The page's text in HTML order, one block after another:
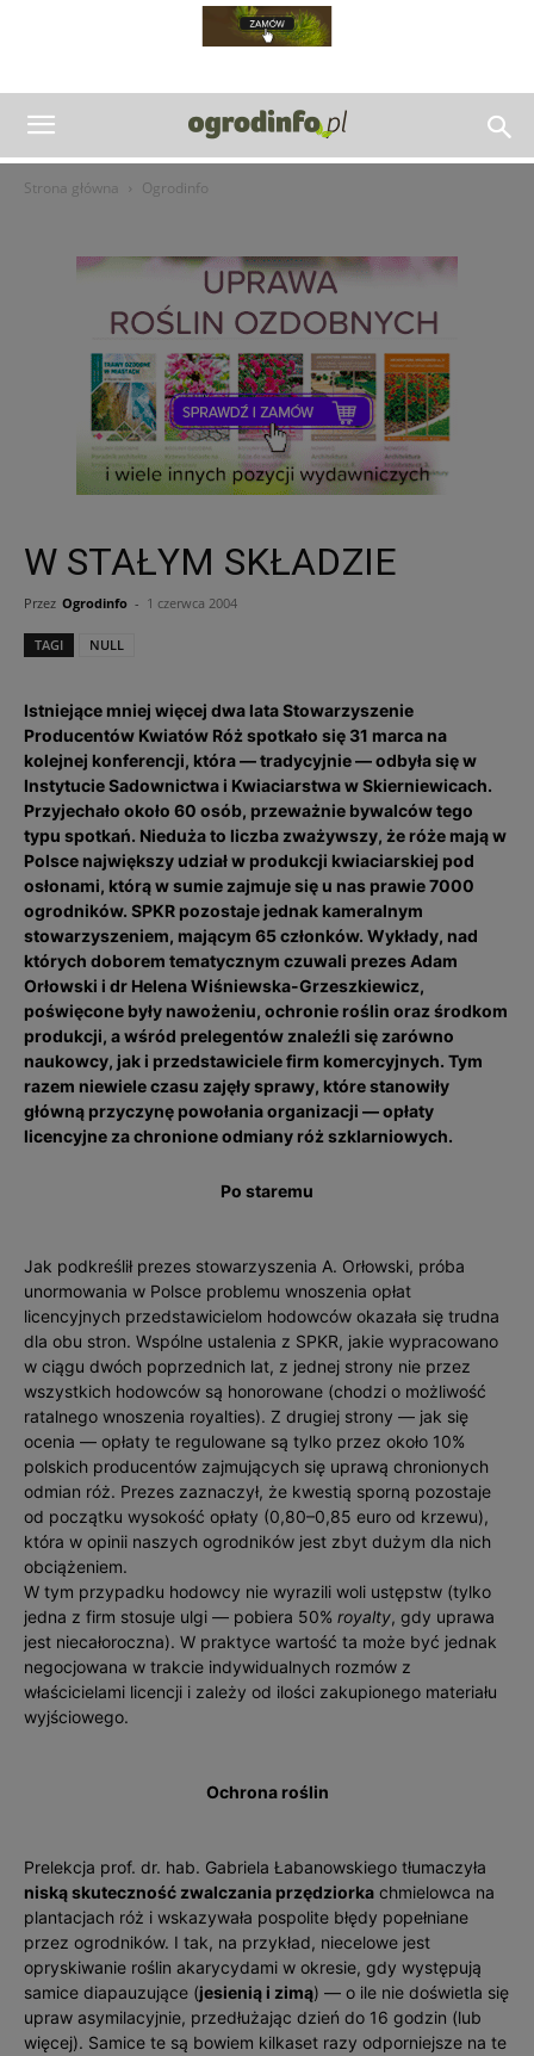
Strona główna Ogrodinfo
W STAŁYM SKŁADZIE
Przez Ogrodinfo - 1 czerwca 2004
TAGI NULL
Istniejące mniej więcej dwa lata Stowarzyszenie
Producentów Kwiatów Róż spotkało się 31 marca na
kolejnej konferencji, która — tradycyjnie — odbyła się w
Instytucie Sadownictwa i Kwiaciarstwa w Skierniewicach.
Przyjechało około 60 osób, przeważnie bywalców tego
typu spotkań. Nieduża to liczba zważywszy, że róże mają w
Polsce największy udział w produkcji kwiaciarskiej pod
osłonami, którą w sumie zajmuje się u nas prawie 7000
ogrodników. SPKR pozostaje jednak kameralnym
stowarzyszeniem, mającym 65 członków. Wykłady, nad
których doborem tematycznym czuwali prezes Adam
Orłowski i dr Helena Wiśniewska-Grzeszkiewicz,
poświęcone były nawożeniu, ochronie roślin oraz środkom
produkcji, a wśród prelegentów znaleźli się zarówno
naukowcy, jak i przedstawiciele firm komercyjnych. Tym
razem niewiele czasu zajęły sprawy, które stanowiły
główną przyczynę powołania organizacji — opłaty
licencyjne za chronione odmiany róż szklarniowych.
Po staremu
Jak podkreślił prezes stowarzyszenia A. Orłowski, próba
unormowania w Polsce problemu wnoszenia opłat
licencyjnych przedstawicielom hodowców okazała się trudna
dla obu stron. Wspólne ustalenia z SPKR, jakie wypracowano
w ciągu dwóch poprzednich lat, z jednej strony nie przez
wszystkich hodowców są honorowane (chodzi o możliwość
ratalnego wnoszenia royalties). Z drugiej strony — jak się
ocenia — opłaty te regulowane są tylko przez około 10%
polskich producentów zajmujących się uprawą chronionych
odmian róż. Prezes zaznaczył, że kwestią sporną pozostaje
od początku wysokość opłaty (0,80–0,85 euro od krzewu),
która w opinii naszych ogrodników jest zbyt dużym dla nich
obciążeniem.
W tym przypadku hodowcy nie wyrazili woli ustępstw (tylko
jedna z firm stosuje ulgi — pobiera 50% royalty, gdy uprawa
jest niecałoroczna). W praktyce wartość ta może być jednak
negocjowana w trakcie indywidualnych rozmów z
właścicielami licencji i zależy od ilości zakupionego materiału
wyjściowego.
Ochrona roślin
Prelekcja prof. dr. hab. Gabriela Łabanowskiego tłumaczyła
niską skuteczność zwalczania przędziorka chmielowca na
plantacjach róż i wskazywała pospolite błędy popełniane
przez ogrodników. I tak, na przykład, niecelowe jest
opryskiwanie roślin akarycydami w okresie, gdy występują
samice diapauzujące (jesienią i zimą) — o ile nie doświetla się
upraw asymilacyjnie, przedłużając dzień do 16 godzin (lub
więcej). Samice te są bowiem kilkaset razy odporniejsze na te